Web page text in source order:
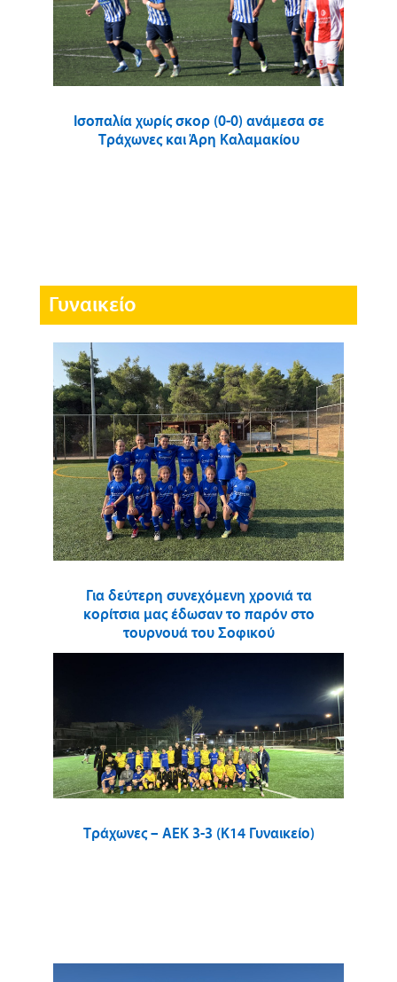
Ισοπαλία χωρίς σκορ (0-0) ανάμεσα σε
Τράχωνες και Άρη Καλαμακίου
Γυναικείο
Για δεύτερη συνεχόμενη χρονιά τα
κορίτσια μας έδωσαν το παρόν στο
τουρνουά του Σοφικού
Τράχωνες – ΑΕΚ 3-3 (Κ14 Γυναικείο)